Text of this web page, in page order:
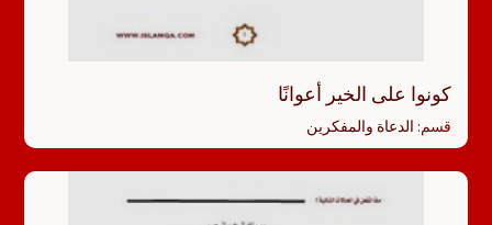
كونوا على الخير أعوانًا
قسم: الدعاة والمفكرين